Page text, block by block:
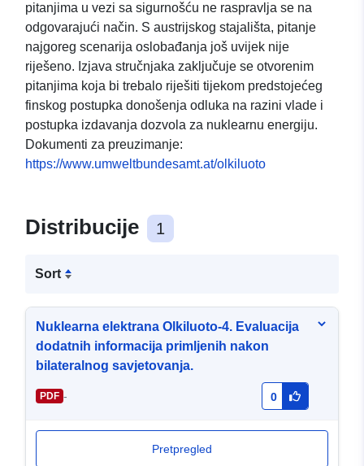
pitanjima u vezi sa sigurnošću ne raspravlja se na
odgovarajući način. S austrijskog stajališta, pitanje
najgoreg scenarija oslobađanja još uvijek nije
riješeno. Izjava stručnjaka zaključuje se otvorenim
pitanjima koja bi trebalo riješiti tijekom predstojećeg
finskog postupka donošenja odluka na razini vlade i
postupka izdavanja dozvola za nuklearnu energiju.
Dokumenti za preuzimanje:
https://www.umweltbundesamt.at/olkiluoto
Distribucije 1
Sort
Nuklearna elektrana Olkiluoto-4. Evaluacija
dodatnih informacija primljenih nakon
bilateralnog savjetovanja.
PDF - 0
Pretpregled